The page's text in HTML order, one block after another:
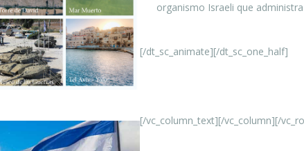
organismo Israeli que
[/dt_sc_animate][/dt_sc_one_half]
[/vc_column_text][/vc_column][/